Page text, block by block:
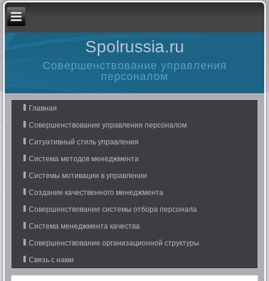
Spolrussia.ru
Совершенствование управления
персоналом
Главная
Совершенствование управления персоналом
Ситуативный стиль управления
Система методов менеджмента
Системы мотивации в управлении
Создание качественного менеджмента
Совершенствование системы отбора персонала
Система менеджмента качества
Совершенствование организационной структуры
Связь с нами